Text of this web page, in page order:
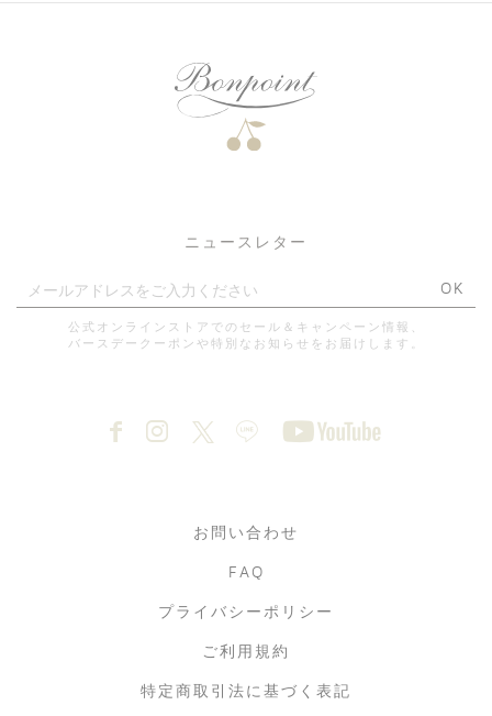
お問い合わせ
FAQ
プライバシーポリシー
ご利用規約
特定商取引法に基づく表記
ニュースレター
OK
公式オンラインストアでのセール＆キャンペーン情報、
バースデークーポンや特別なお知らせをお届けします。